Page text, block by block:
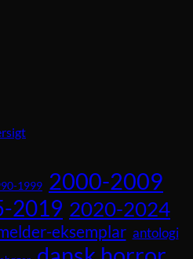
1999 2000-2009
2019 2020-2024
eksemplar antologi